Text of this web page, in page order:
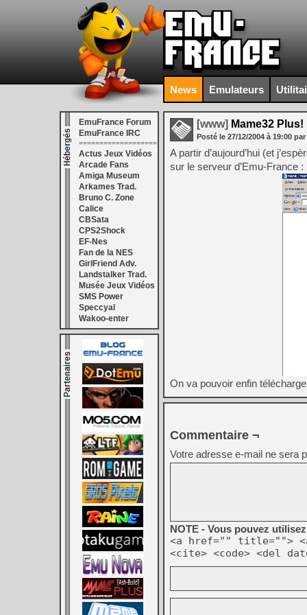
News Emulateurs
EmuFrance Forum
EmuFrance IRC
===================
Actus Jeux Vidéos
Arcade Fans
Amiga Museum
Arkames Trad.
Bruno C. Zone
Calice
CBSata
CPS2Shock
EF-Nes
Fan de la NES
GirlFriend Adv.
Landstalker Trad.
Musée Jeux Vidéos
SMS Power
Speccyal
Wakoo-enter
[www] Mame32 Plus!
Posté le 27/12/2004 à 19:00 par
A partir d’aujourd’hui (et
sur le serveur d’Emu-France :
On va pouvoir enfin
Commentaire ¬
Votre adresse e-mail ne sera
NOTE - Vous pouvez
<a href="" title="">
<cite> <code> <del